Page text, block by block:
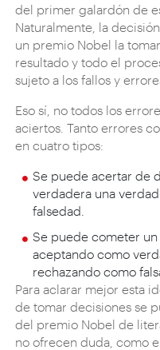
del primer galardón de
Naturalmente, la
un premio Nobel la
resultado y todo el
sujeto a los fallos y
Eso sí, no todos los
aciertos. Tanto errores
en cuatro tipos:
Se puede acertar de
verdadera una
falsedad.
Se puede cometer
aceptando como
rechazando como
Para aclarar mejor esta
de tomar decisiones se
del premio Nobel de
no ofrecen duda, como